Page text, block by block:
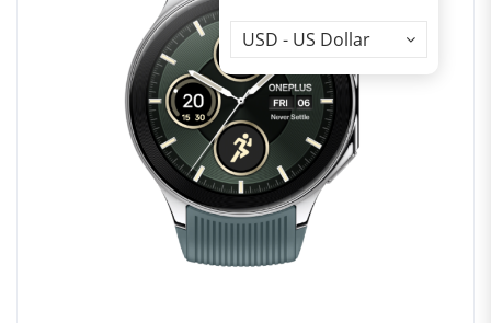
Currency
USD - US Dollar